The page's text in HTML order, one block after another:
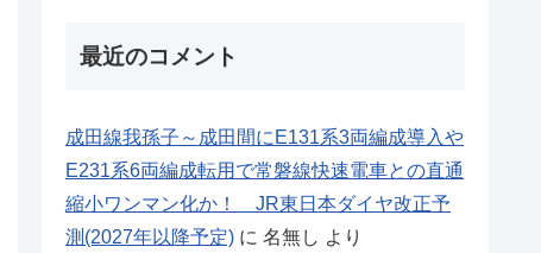
最近のコメント
成田線我孫子～成田間にE131系3両編成導入や
E231系6両編成転用で常磐線快速電車との直通
縮小ワンマン化か！ JR東日本ダイヤ改正予
測(2027年以降予定) に 名無し より